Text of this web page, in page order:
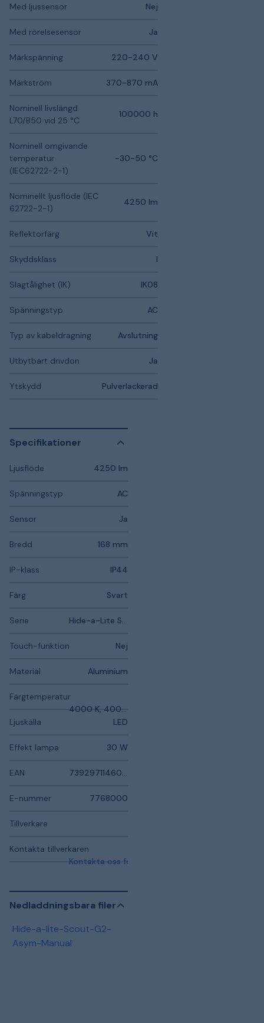
Med ljussensor Nej
Med rörelsesensor Ja
Märkspänning 220-240 V
Märkström 370-870 mA
Nominell livslängd
L70/B50 vid 25 °C
100000 h
Nominell omgivande
temperatur
(IEC62722-2-1)
-30-50 °C
Nominellt ljusflöde (IEC
62722-2-1)
4250 lm
Reflektorfärg Vit
Skyddsklass I
Slagtålighet (IK) IK08
Spänningstyp AC
Typ av kabeldragning Avslutning
Utbytbart drivdon Ja
Ytskydd Pulverlackerad
Specifikationer
Ljusflöde 4250 lm
Spänningstyp AC
Sensor Ja
Bredd 168 mm
IP-klass IP44
Färg Svart
Serie
Touch-funktion Nej
Material Aluminium
Färgtemperatur
Ljuskälla
LED
Effekt lampa 30 W
EAN
E-nummer 7768000
Tillverkare
Kontakta tillverkaren
Kontakta oss för mer information
Nedladdningsbara filer
Hide-a-lite-Scout-G2-
Asym-Manual